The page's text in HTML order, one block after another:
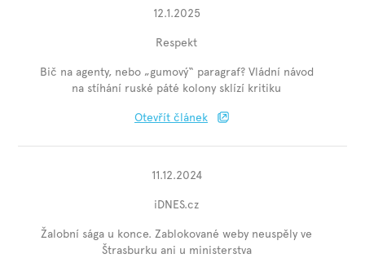
12.1.2025
Respekt
Bič na agenty, nebo „gumový“ paragraf? Vládní návod
na stíhání ruské páté kolony sklízí kritiku
Otevřít článek
11.12.2024
iDNES.cz
Žalobní sága u konce. Zablokované weby neuspěly ve
Štrasburku ani u ministerstva